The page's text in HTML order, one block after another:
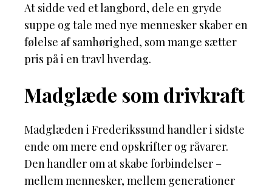
At sidde ved et langbord, dele en gryde
suppe og tale med nye mennesker skaber en
følelse af samhørighed, som mange sætter
pris på i en travl hverdag.
Madglæde som drivkraft
Madglæden i Frederikssund handler i sidste
ende om mere end opskrifter og råvarer.
Den handler om at skabe forbindelser –
mellem mennesker, mellem generationer